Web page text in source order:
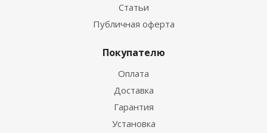
Статьи
Публичная оферта
Покупателю
Оплата
Доставка
Гарантия
Установка